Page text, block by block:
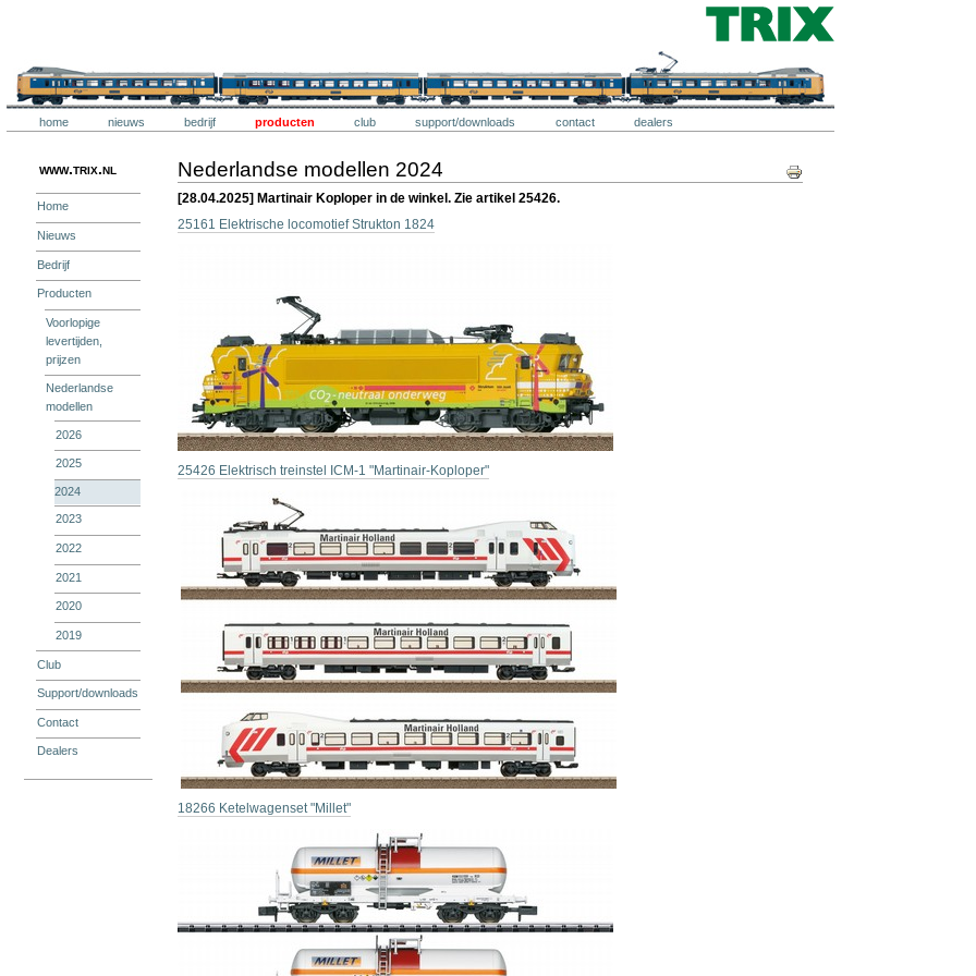
naar
navigatie
Onderdelen
home nieuws bedrijf producten club support/downloads contact
dealers
Persoonlijke
www.trix.nl
Home
Nieuws
Bedrijf
Producten
Voorlopige
levertijden,
prijzen
Nederlandse
modellen
2026
2025
2024
2023
2022
2021
2020
2019
Club
Support/downloads
Contact
Dealers
Document
Acties
Nederlandse modellen 2024
[28.04.2025] Martinair Koploper in de winkel. Zie artikel 25426.
25161 Elektrische locomotief Strukton 1824
25426 Elektrisch treinstel ICM-1 "Martinair-Koploper"
18266 Ketelwagenset "Millet"